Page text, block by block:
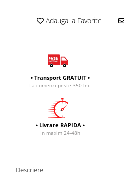
Adauga la Favorite
• Transport GRATUIT •
La comenzi peste 350 lei.
• Livrare RAPIDA •
In maxim 24-48h
Descriere